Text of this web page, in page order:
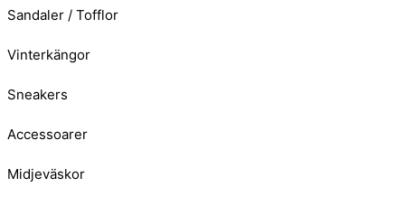
Sandaler / Tofflor
Vinterkängor
Sneakers
Accessoarer
Midjeväskor